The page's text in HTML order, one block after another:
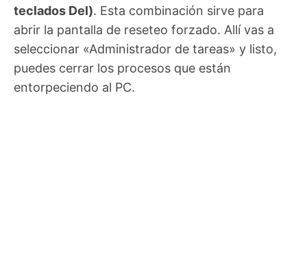
teclados Del). Esta combinación sirve para
abrir la pantalla de reseteo forzado. Allí vas a
seleccionar «Administrador de tareas» y listo,
puedes cerrar los procesos que están
entorpeciendo al PC.